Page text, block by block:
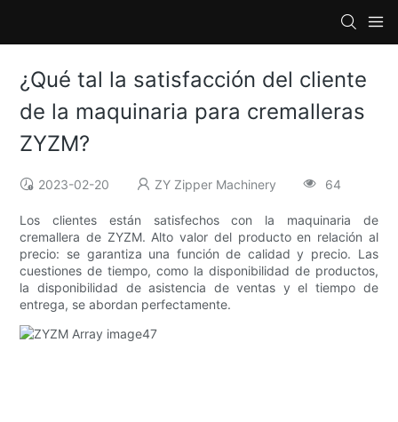
¿Qué tal la satisfacción del cliente
de la maquinaria para cremalleras
ZYZM?
2023-02-20 ZY Zipper Machinery 64
Los clientes están satisfechos con la maquinaria de
cremallera de ZYZM. Alto valor del producto en relación al
precio: se garantiza una función de calidad y precio. Las
cuestiones de tiempo, como la disponibilidad de productos,
la disponibilidad de asistencia de ventas y el tiempo de
entrega, se abordan perfectamente.